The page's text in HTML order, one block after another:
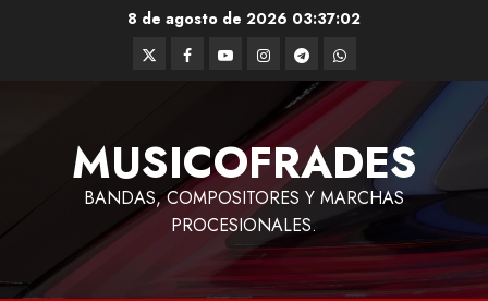
8 de agosto de 202603:37:02
TwitterFacebookYoutubeInstagramTelegramWhatsApp
MUSICOFRADES
BANDAS, COMPOSITORES Y MARCHAS
PROCESIONALES.